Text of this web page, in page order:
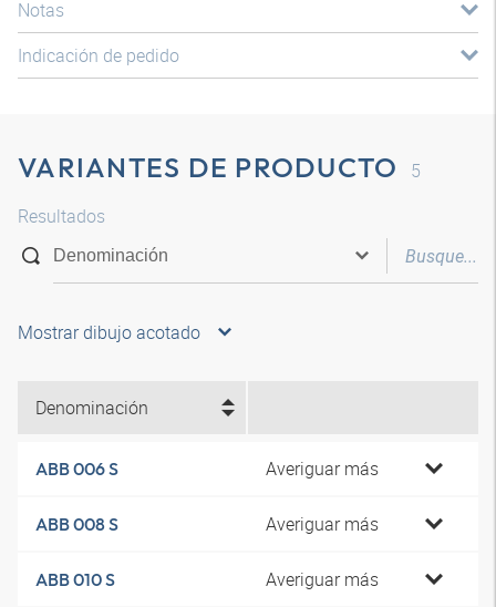
Notas
Indicación de pedido
VARIANTES DE PRODUCTO
5
Resultados
Mostrar dibujo acotado
Denominación
ABB 006 S Averiguar más
ABB 008 S Averiguar más
ABB 010 S Averiguar más